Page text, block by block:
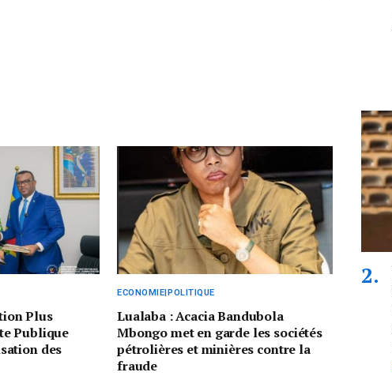
Plus
Publique
des
ECONOMIE|POLITIQUE
Lualaba : Acacia Bandubola
Mbongo met en garde les sociétés
pétrolières et minières contre la
fraude